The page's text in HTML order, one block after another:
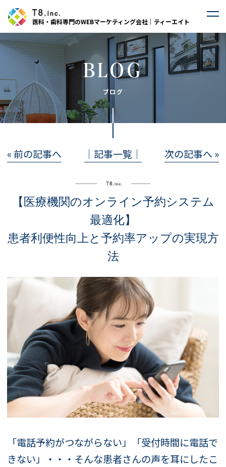
医科・歯科専門のWEBマーケティング会社｜ティーエイト
BLOG
ブログ
« 前の記事へ │記事一覧│ 次の記事へ »
【医療機関のオンライン予約システム
最適化】
患者利便性向上と予約率アップの実現方
法
「電話予約がつながらない」「受付時間に電話で
きない」・・・そんな患者さんの声を耳にしたこ